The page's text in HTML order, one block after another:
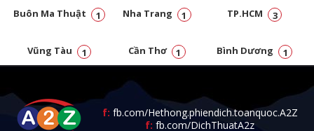
Buôn Ma Thuật 1 Nha Trang 1 TP.HCM 3
Vũng Tàu 1 Cần Thơ 1 Bình Dương 1
f: fb.com/Hethong.phiendich.toanquoc.A2Z
f: fb.com/DichThuatA2z